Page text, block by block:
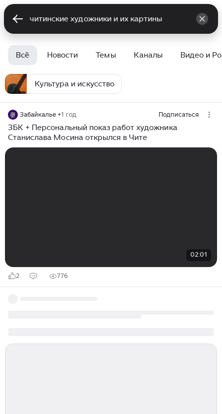
Всё Новости Темы Каналы Видео и
Культура и искусство
Забайкалье +1 год Подписаться
ЗБК + Персональный показ работ художника
Станислава Мосина открылся в Чите
02:01
2 776